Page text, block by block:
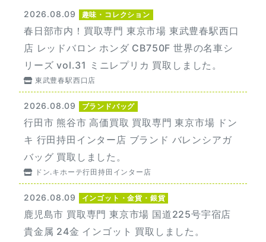
2026.08.09 趣味・コレクション
春日部市内！買取専門 東京市場 東武豊春駅西口
店 レッドバロン ホンダ CB750F 世界の名車シ
リーズ vol.31 ミニレプリカ 買取しました。
東武豊春駅西口店
2026.08.09 ブランドバッグ
行田市 熊谷市 高価買取 買取専門 東京市場 ドン
キ 行田持田インター店 ブランド バレンシアガ
バッグ 買取しました。
ドン.キホーテ行田持田インター店
2026.08.09 インゴット・金貨・銀貨
鹿児島市 買取専門 東京市場 国道225号宇宿店
貴金属 24金 インゴット 買取しました。